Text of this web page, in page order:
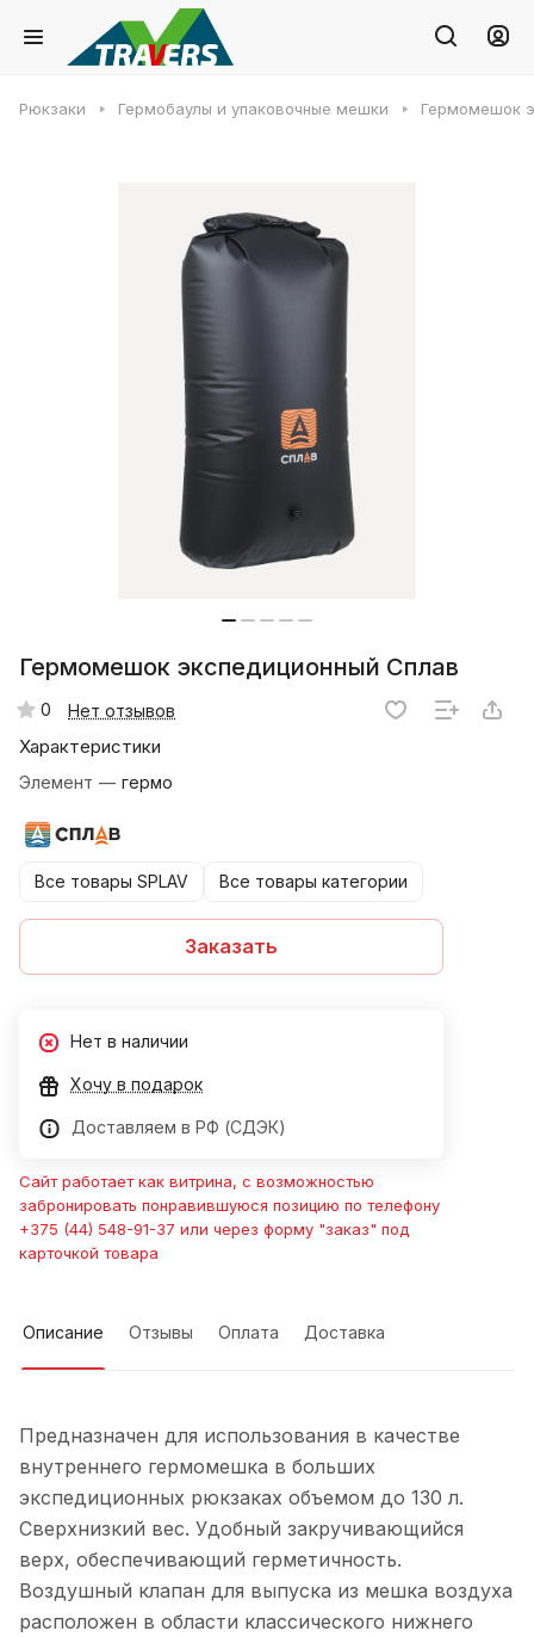
Рюкзаки Гермобаулы и упаковочные мешки Гермомешок
Гермомешок экспедиционный Сплав
0 Нет отзывов
Характеристики
Элемент — гермо
Все товары SPLAV Все товары категории
Заказать
Нет в наличии
Хочу в подарок
Доставляем в РФ (СДЭК)
Сайт работает как витрина, с возможностью
забронировать понравившуюся позицию по телефону
+375 (44) 548-91-37 или через форму "заказ" под
карточкой товара
Описание Отзывы Оплата Доставка
Предназначен для использования в качестве
внутреннего гермомешка в больших
экспедиционных рюкзаках объемом до 130 л.
Сверхнизкий вес. Удобный закручивающийся
верх, обеспечивающий герметичность.
Воздушный клапан для выпуска из мешка воздуха
расположен в области классического нижнего